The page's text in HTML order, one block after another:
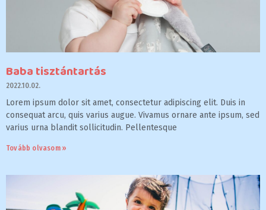
Baba tisztántartás
2022.10.02.
Lorem ipsum dolor sit amet, consectetur adipiscing elit. Duis in
consequat arcu, quis varius augue. Vivamus ornare ante ipsum, sed
varius urna blandit sollicitudin. Pellentesque
Tovább olvasom »